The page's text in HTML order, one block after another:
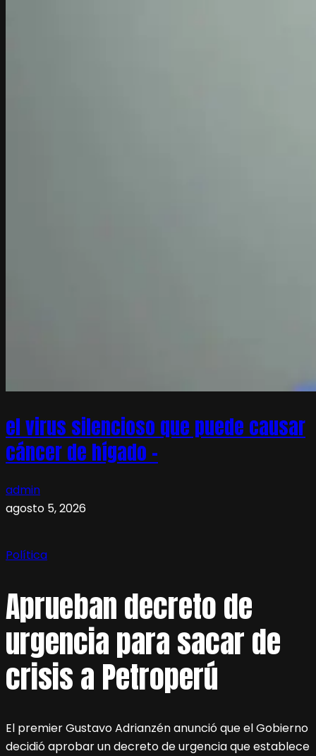
el virus silencioso que puede causar
cáncer de hígado –
admin
agosto 5, 2026
Política
Aprueban decreto de
urgencia para sacar de
crisis a Petroperú
El premier Gustavo Adrianzén anunció que el Gobierno
decidió aprobar un decreto de urgencia que establece